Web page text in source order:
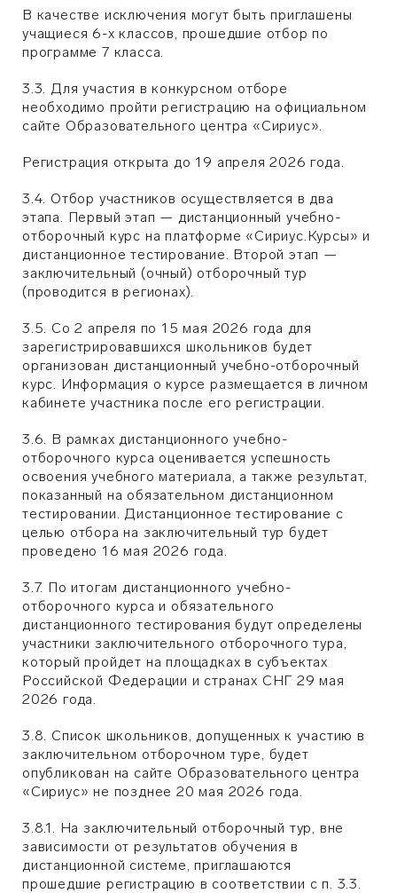
В качестве исключения могут быть приглашены
учащиеся 6-х классов, прошедшие отбор по
программе 7 класса.
3.3. Для участия в конкурсном отборе
необходимо пройти регистрацию на официальном
сайте Образовательного центра «Сириус».
Регистрация открыта до 19 апреля 2026 года.
3.4. Отбор участников осуществляется в два
этапа. Первый этап — дистанционный учебно-
отборочный курс на платформе «Сириус.Курсы» и
дистанционное тестирование. Второй этап —
заключительный (очный) отборочный тур
(проводится в регионах).
3.5. Со 2 апреля по 15 мая 2026 года для
зарегистрировавшихся школьников будет
организован дистанционный учебно-отборочный
курс. Информация о курсе размещается в личном
кабинете участника после его регистрации.
3.6. В рамках дистанционного учебно-
отборочного курса оценивается успешность
освоения учебного материала, а также результат,
показанный на обязательном дистанционном
тестировании. Дистанционное тестирование с
целью отбора на заключительный тур будет
проведено 16 мая 2026 года.
3.7. По итогам дистанционного учебно-
отборочного курса и обязательного
дистанционного тестирования будут определены
участники заключительного отборочного тура,
который пройдет на площадках в субъектах
Российской Федерации и странах СНГ 29 мая
2026 года.
3.8. Список школьников, допущенных к участию в
заключительном отборочном туре, будет
опубликован на сайте Образовательного центра
«Сириус» не позднее 20 мая 2026 года.
3.8.1. На заключительный отборочный тур, вне
зависимости от результатов обучения в
дистанционной системе, приглашаются
прошедшие регистрацию в соответствии с п. 3.3.